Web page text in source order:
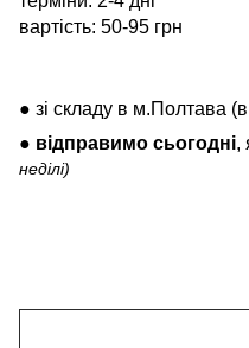
вартість: 50-95 грн
● зі складу в м.Полтава
● відправимо сьогодні,
неділі)